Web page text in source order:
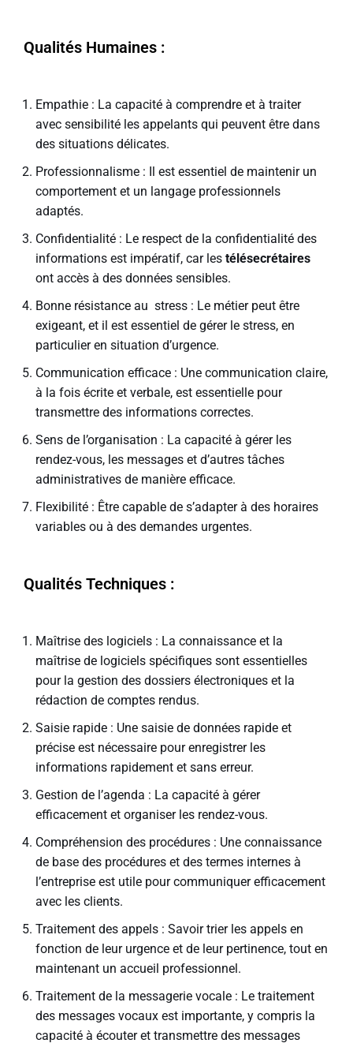
Qualités Humaines :
Empathie : La capacité à comprendre et à traiter
avec sensibilité les appelants qui peuvent être dans
des situations délicates.
Professionnalisme : Il est essentiel de maintenir un
comportement et un langage professionnels
adaptés.
Confidentialité : Le respect de la confidentialité des
informations est impératif, car les télésecrétaires
ont accès à des données sensibles.
Bonne résistance au stress : Le métier peut être
exigeant, et il est essentiel de gérer le stress, en
particulier en situation d’urgence.
Communication efficace : Une communication claire,
à la fois écrite et verbale, est essentielle pour
transmettre des informations correctes.
Sens de l’organisation : La capacité à gérer les
rendez-vous, les messages et d’autres tâches
administratives de manière efficace.
Flexibilité : Être capable de s’adapter à des horaires
variables ou à des demandes urgentes.
Qualités Techniques :
Maîtrise des logiciels : La connaissance et la
maîtrise de logiciels spécifiques sont essentielles
pour la gestion des dossiers électroniques et la
rédaction de comptes rendus.
Saisie rapide : Une saisie de données rapide et
précise est nécessaire pour enregistrer les
informations rapidement et sans erreur.
Gestion de l’agenda : La capacité à gérer
efficacement et organiser les rendez-vous.
Compréhension des procédures : Une connaissance
de base des procédures et des termes internes à
l’entreprise est utile pour communiquer efficacement
avec les clients.
Traitement des appels : Savoir trier les appels en
fonction de leur urgence et de leur pertinence, tout en
maintenant un accueil professionnel.
Traitement de la messagerie vocale : Le traitement
des messages vocaux est importante, y compris la
capacité à écouter et transmettre des messages